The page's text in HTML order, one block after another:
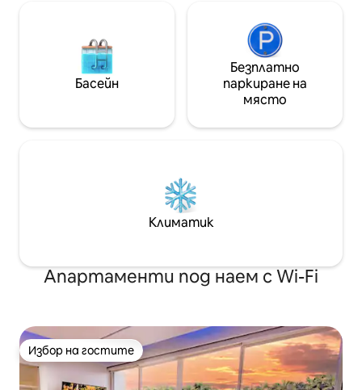
Басейн
Безплатно
паркиране на
място
Климатик
Апартаменти под наем с Wi-Fi
Избор на гостите
Избор на гостите